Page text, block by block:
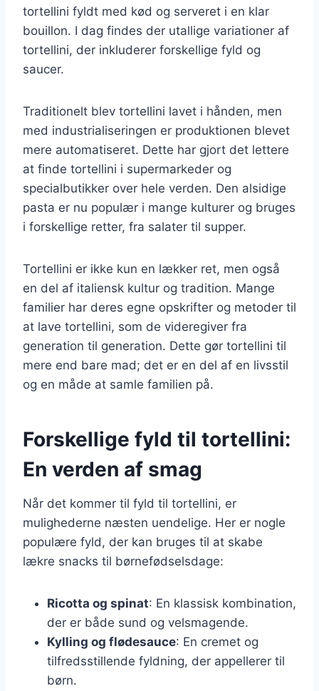
tortellini fyldt med kød og serveret i en klar
bouillon. I dag findes der utallige variationer af
tortellini, der inkluderer forskellige fyld og
saucer.
Traditionelt blev tortellini lavet i hånden, men
med industrialiseringen er produktionen blevet
mere automatiseret. Dette har gjort det lettere
at finde tortellini i supermarkeder og
specialbutikker over hele verden. Den alsidige
pasta er nu populær i mange kulturer og bruges
i forskellige retter, fra salater til supper.
Tortellini er ikke kun en lækker ret, men også
en del af italiensk kultur og tradition. Mange
familier har deres egne opskrifter og metoder til
at lave tortellini, som de videregiver fra
generation til generation. Dette gør tortellini til
mere end bare mad; det er en del af en livsstil
og en måde at samle familien på.
Forskellige fyld til tortellini:
En verden af smag
Når det kommer til fyld til tortellini, er
mulighederne næsten uendelige. Her er nogle
populære fyld, der kan bruges til at skabe
lækre snacks til børnefødselsdage:
Ricotta og spinat: En klassisk kombination,
der er både sund og velsmagende.
Kylling og flødesauce: En cremet og
tilfredsstillende fyldning, der appellerer til
børn.